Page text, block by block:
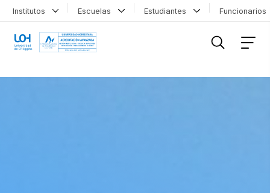
Institutos Escuelas Estudiantes